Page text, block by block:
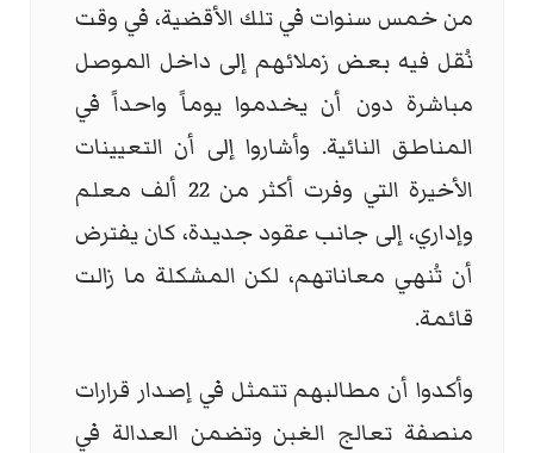
من خمس سنوات في تلك الأقضية، في وقت
نُقل فيه بعض زملائهم إلى داخل الموصل
مباشرة دون أن يخدموا يوماً واحداً في
المناطق النائية. وأشاروا إلى أن التعيينات
الأخيرة التي وفرت أكثر من 22 ألف معلم
وإداري، إلى جانب عقود جديدة، كان يفترض
أن تُنهي معاناتهم، لكن المشكلة ما زالت
قائمة.
وأكدوا أن مطالبهم تتمثل في إصدار قرارات
منصفة تعالج الغبن وتضمن العدالة في